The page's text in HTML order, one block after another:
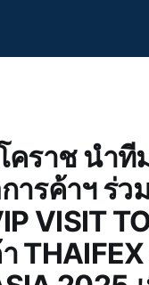
คราช นำที
ารค้าฯ ร่ว
VISIT